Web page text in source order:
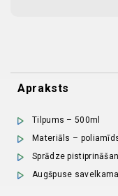
Apraksts
Tilpums – 500ml
Materiāls –
Sprādze
Augšpuse